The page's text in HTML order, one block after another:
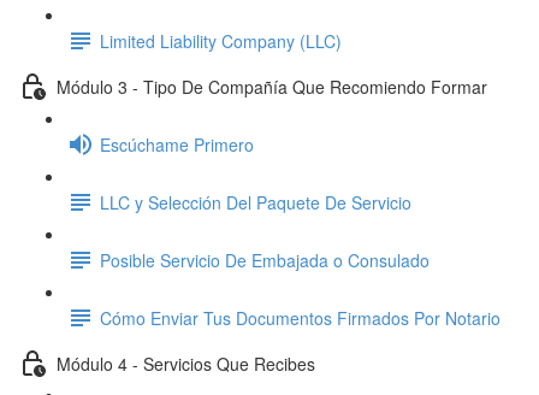
Limited Liability Company (LLC)
Módulo 3 - Tipo De Compañía Que Recomiendo Formar
Escúchame Primero
LLC y Selección Del Paquete De Servicio
Posible Servicio De Embajada o Consulado
Cómo Enviar Tus Documentos Firmados Por Notario
Módulo 4 - Servicios Que Recibes